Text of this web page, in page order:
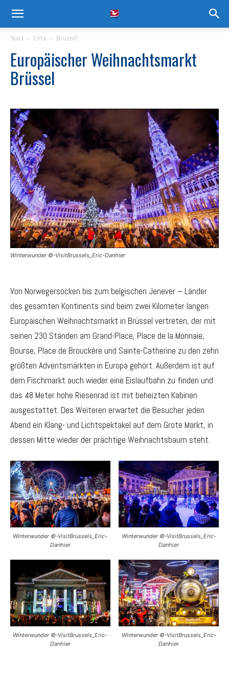
Start Orte Brüssel
Europäischer Weihnachtsmarkt
Brüssel
Winterwunder ©-VisitBrussels_Eric-Danhier
Von Norwegersocken bis zum belgischen Jenever – Länder
des gesamten Kontinents sind beim zwei Kilometer langen
Europäischen Weihnachtsmarkt in Brüssel vertreten, der mit
seinen 230 Ständen am Grand-Place, Place de la Monnaie,
Bourse, Place de Brouckère und Sainte-Catherine zu den zehn
größten Adventsmärkten in Europa gehört. Außerdem ist auf
dem Fischmarkt auch wieder eine Eislaufbahn zu finden und
das 48 Meter hohe Riesenrad ist mit beheizten Kabinen
ausgestattet. Des Weiteren erwartet die Besucher jeden
Abend ein Klang- und Lichtspektakel auf dem Grote Markt, in
dessen Mitte wieder der prächtige Weihnachtsbaum steht.
Winterwunder ©-VisitBrussels_Eric-
Danhier
Winterwunder ©-VisitBrussels_Eric-
Danhier
Winterwunder ©-VisitBrussels_Eric-
Danhier
Winterwunder ©-VisitBrussels_Eric-
Danhier